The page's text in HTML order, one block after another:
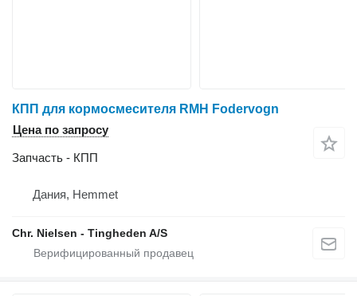
КПП для кормосмесителя RMH Fodervogn
Цена по запросу
Запчасть - КПП
Дания, Hemmet
Chr. Nielsen - Tingheden A/S